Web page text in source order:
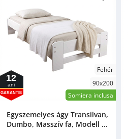
Fehér
90x200
Somiera inclusa
12
ani
GARANTIE
Egyszemelyes ágy Transilvan,
Dumbo, Masszív fa, Modell ...